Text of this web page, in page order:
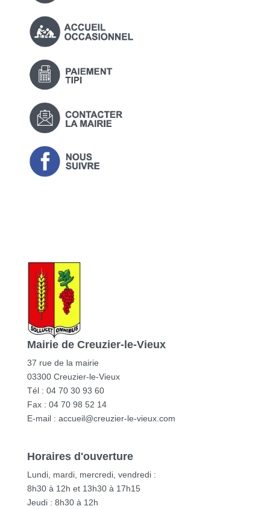
Mairie de Creuzier-le-Vieux
37 rue de la mairie
03300 Creuzier-le-Vieux
Tél : 04 70 30 93 60
Fax : 04 70 98 52 14
E-mail : accueil@creuzier-le-vieux.com
Horaires d'ouverture
Lundi, mardi, mercredi, vendredi :
8h30 à 12h et 13h30 à 17h15
Jeudi : 8h30 à 12h